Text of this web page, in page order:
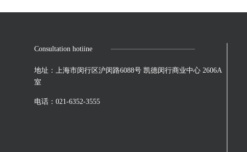
Consultation hotiine
地址：上海市闵行区沪闵路6088号 凯德闵行商业中心 2606A
室
电话：021-6352-3555